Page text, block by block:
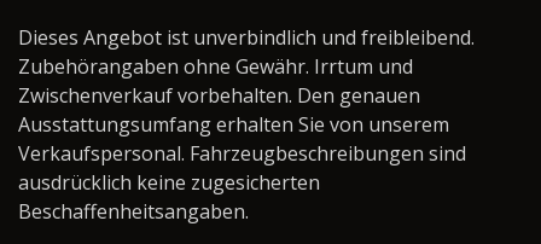
Dieses Angebot ist unverbindlich und freibleibend.
Zubehörangaben ohne Gewähr. Irrtum und
Zwischenverkauf vorbehalten. Den genauen
Ausstattungsumfang erhalten Sie von unserem
Verkaufspersonal. Fahrzeugbeschreibungen sind
ausdrücklich keine zugesicherten
Beschaffenheitsangaben.